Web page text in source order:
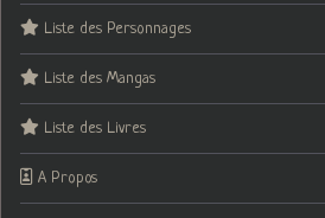
Liste des Personnages
Liste des Mangas
Liste des Livres
A Propos